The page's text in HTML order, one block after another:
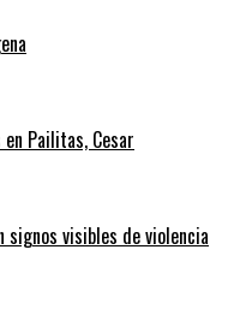
Pailitas, Cesar
signos visibles de violencia